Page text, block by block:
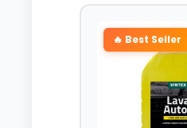
🔥 Best Seller